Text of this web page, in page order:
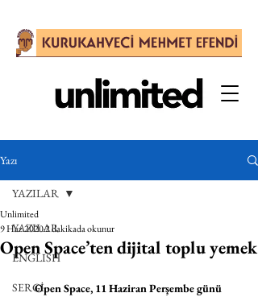
Yazı
YAZILAR
ENGLISH
SERGİ
YAZILAR
Open Space’ten dijital toplu yemek
Unlimited
9 Haz 20202 dakikada okunur
Open Space, 11 Haziran Perşembe günü